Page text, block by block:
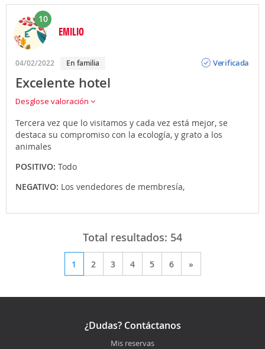
10
EMILIO
04/02/2022 En familia
Verificada
Excelente hotel
Desglose valoración
Tercera vez que lo visitamos y cada vez está mejor, se
destaca su compromiso con la ecología, y grato a los
animales
POSITIVO: Todo
NEGATIVO: Los vendedores de membresía,
Total resultados: 54
1 2 3 4 5 6 »
¿Dudas? Contáctanos
Mis reservas